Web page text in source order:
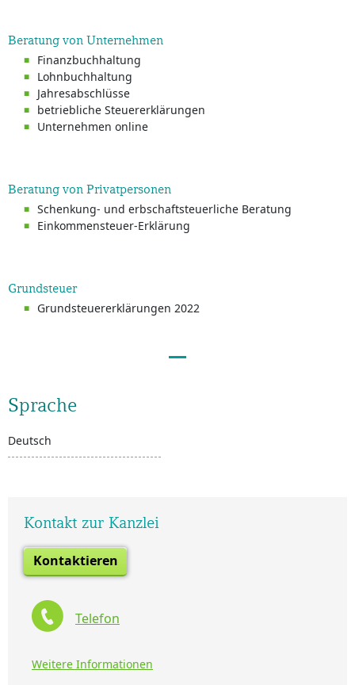
Beratung von Unternehmen
Finanzbuchhaltung
Lohnbuchhaltung
Jahresabschlüsse
betriebliche Steuererklärungen
Unternehmen online
Beratung von Privatpersonen
Schenkung- und erbschaftsteuerliche Beratung
Einkommensteuer-Erklärung
Grundsteuer
Grundsteuererklärungen 2022
Sprache
Deutsch
Kontakt zur Kanzlei
Kontaktieren
Telefon
Weitere Informationen